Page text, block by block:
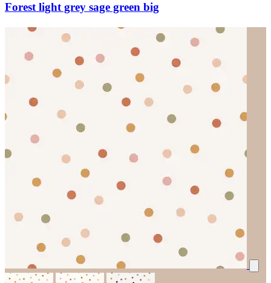
Forest light grey sage green big